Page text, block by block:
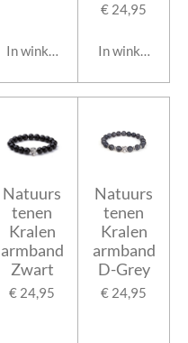
In winkelwagen
€ 24,95
In
Natuurs
tenen
Kralen
armband
Zwart
€ 24,95
Natuurs
tenen
Kralen
armband
D-Grey
€ 24,95